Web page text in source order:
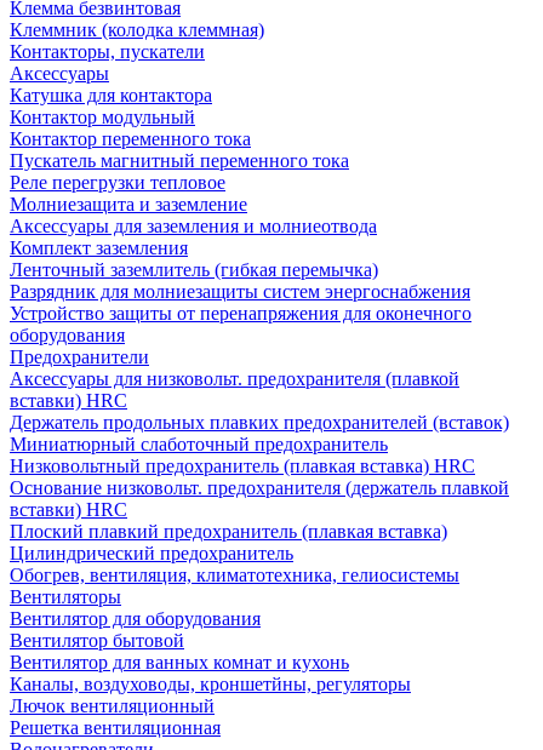
Клемма безвинтовая
Клеммник (колодка клеммная)
Контакторы, пускатели
Аксессуары
Катушка для контактора
Контактор модульный
Контактор переменного тока
Пускатель магнитный переменного тока
Реле перегрузки тепловое
Молниезащита и заземление
Аксессуары для заземления и молниеотвода
Комплект заземления
Ленточный заземлитель (гибкая перемычка)
Разрядник для молниезащиты систем энергоснабжения
Устройство защиты от перенапряжения для оконечного
оборудования
Предохранители
Аксессуары для низковольт. предохранителя (плавкой
вставки) HRC
Держатель продольных плавких предохранителей (вставок)
Миниатюрный слаботочный предохранитель
Низковольтный предохранитель (плавкая вставка) HRC
Основание низковольт. предохранителя (держатель плавкой
вставки) HRC
Плоский плавкий предохранитель (плавкая вставка)
Цилиндрический предохранитель
Обогрев, вентиляция, климатотехника, гелиосистемы
Вентиляторы
Вентилятор для оборудования
Вентилятор бытовой
Вентилятор для ванных комнат и кухонь
Каналы, воздуховоды, кроншетйны, регуляторы
Лючок вентиляционный
Решетка вентиляционная